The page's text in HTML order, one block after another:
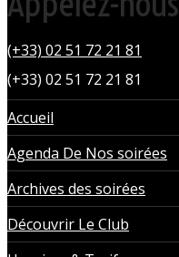
(+33) 02 51 72 21 81
(+33) 02 51 72 21 81
Accueil
Agenda De Nos soirées
Archives des soirées
Découvrir Le Club